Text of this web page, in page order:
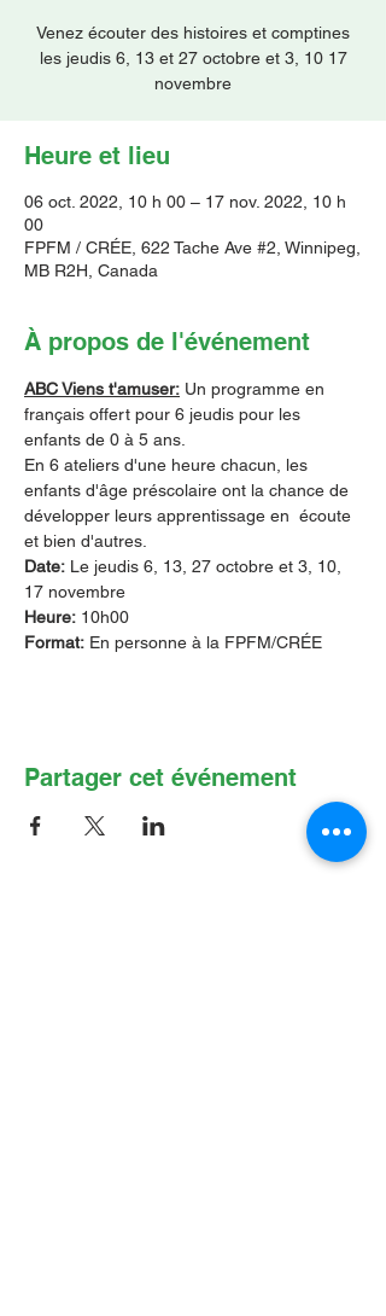
Venez écouter des histoires et comptines
les jeudis 6, 13 et 27 octobre et 3, 10 17
novembre
Heure et lieu
06 oct. 2022, 10 h 00 – 17 nov. 2022, 10 h
00
FPFM / CRÉE, 622 Tache Ave #2, Winnipeg,
MB R2H, Canada
À propos de l'événement
ABC Viens t'amuser: Un programme en
français offert pour 6 jeudis pour les
enfants de 0 à 5 ans.
En 6 ateliers d'une heure chacun, les
enfants d'âge préscolaire ont la chance de
développer leurs apprentissage en  écoute
et bien d'autres.
Date: Le jeudis 6, 13, 27 octobre et 3, 10,
17 novembre
Heure: 10h00
Format: En personne à la FPFM/CRÉE
Partager cet événement